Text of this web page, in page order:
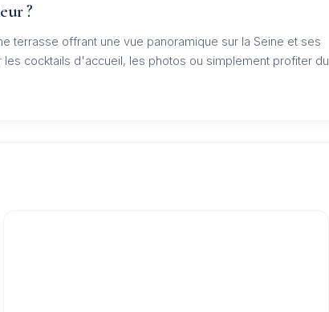
?
terrasse offrant une vue panoramique sur la Seine et ses
cocktails d'accueil, les photos ou simplement profiter du